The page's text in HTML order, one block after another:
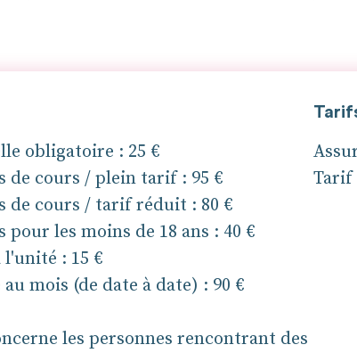
obligatoire : 25 €
de cours / plein tarif : 95 €
de cours / tarif réduit : 80 €
pour les moins de 18 ans : 40 €
l'unité : 15 €
mois (de date à date) : 90 €
les personnes rencontrant des
Tarif